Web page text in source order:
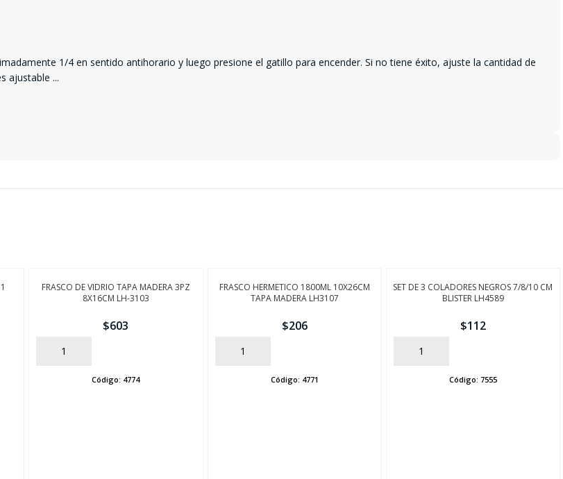
1/4 en sentido antihorario y luego presione el gatillo para encender. Si no tiene éxito, ajuste la cantidad de
ajustable ...
FRASCO DE VIDRIO TAPA MADERA 3PZ
8X16CM LH-3103
$603
AÑADIR
Código: 4774
FRASCO HERMETICO 1800ML 10X26CM
TAPA MADERA LH3107
$206
AÑADIR
Código: 4771
SET DE 3 COLADORES NEGROS 7/8/10 CM
BLISTER LH4589
$112
AÑADIR
Código: 7555